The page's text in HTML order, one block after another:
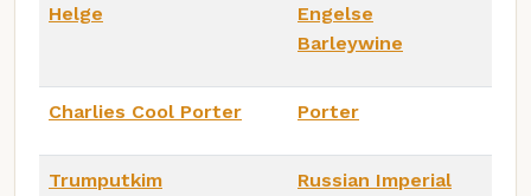
Helge
Engelse
Barleywine
Charlies Cool Porter Porter
Trumputkim
Russian Imperial